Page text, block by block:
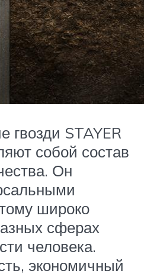
гвозди STAYER
собой состав
Он
широко
сферах
человека.
экономичный